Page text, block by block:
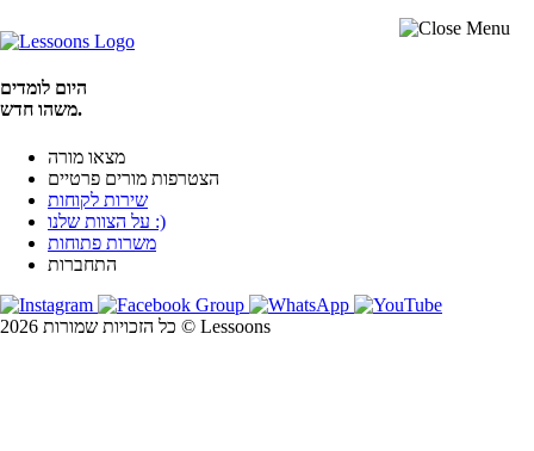
היום לומדים
משהו חדש.
מצאו מורה
הצטרפות מורים פרטיים
שירות לקוחות
על הצוות שלנו :)
משרות פתוחות
התחברות
כל הזכויות שמורות 2026 © Lessoons